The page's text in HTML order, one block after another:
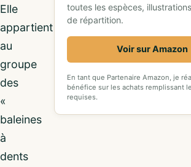
Elle
appartient
au
groupe
des
«
baleines
à
dents
toutes les espèces,
de répartition.
Voir sur Amazon
En tant que Partenaire Amazon, je
bénéfice sur les achats remplissant
requises.